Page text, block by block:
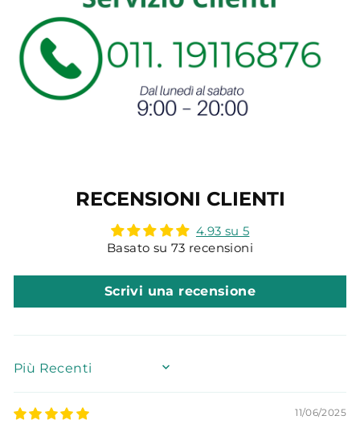
RECENSIONI CLIENTI
4.93 su 5
Basato su 73 recensioni
Scrivi una recensione
SORT BY
11/06/2025